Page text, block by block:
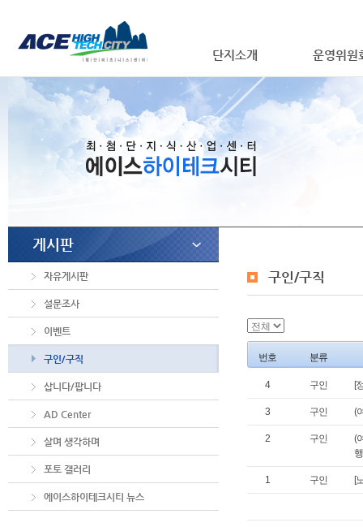
단지소개 운영위원
게시판
자유게시판
설문조사
이벤트
구인/구직
삽니다/팝니다
AD Center
살며 생각하며
포토 갤러리
에이스하이테크시티 뉴스
구인/구직
번호 분류
4 구인 [
3 구인 (
2 구인
(
1 구인 [